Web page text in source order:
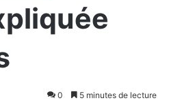
0 5 minutes de lecture